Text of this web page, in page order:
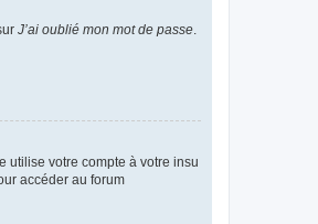
J’ai oublié mon mot de passe.
utilise votre compte à votre insu
accéder au forum